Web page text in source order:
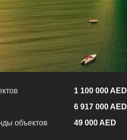
1 100 000 AED
6 917 000 AED
объектов
49 000 AED